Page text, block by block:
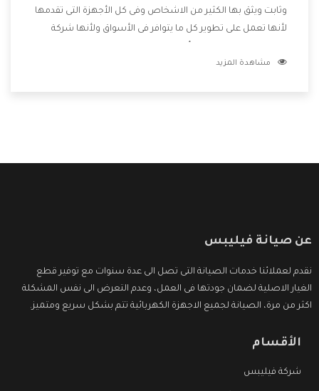
وثابت ويثق بها الكثير من الاشخاص وفى كل الأجهزة التى تقدمها
لأنها تعمل على تطوير كل ما يتوافر فى الأسواق ولأنها شركة
وتقدم للعملاء أقوى العروض والخصومات التى تسهل على
مشاهدة المزيد
عن صيانة فيليبس
نقدم لعملائنا خدمات الصيانة التى تصل الى عدة سنوات مع توفير قطع
الغيار الاصلية لضمان جودتها فى العمل، وعدم التعرض الى نفس المشكلة
اكثر من مرة، الصيانة لجميع الاجهزة الكهربائية تتم بشكل سريع ومتميز.
الأقسام
شركة فيليبس